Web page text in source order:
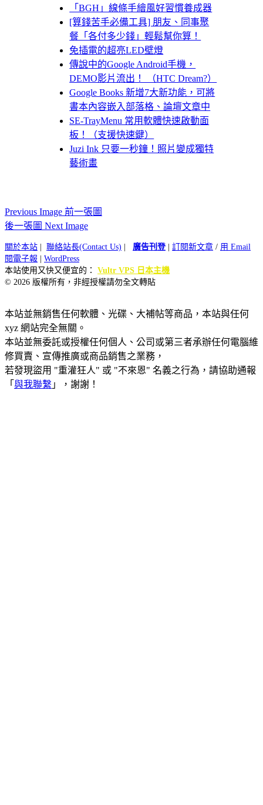
「BGH」線條手繪風好習慣養成器
[算錢苦手必備工具] 朋友、同事聚
餐「各付多少錢」輕鬆幫你算！
免插電的超亮LED壁燈
傳說中的Google Android手機，
DEMO影片流出！ （HTC Dream?）
Google Books 新增7大新功能，可將
書本內容嵌入部落格、論壇文章中
SE-TrayMenu 常用軟體快速啟動面
板！（支援快速鍵）
Juzi Ink 只要一秒鐘！照片變成獨特
藝術畫
Previous Image 前一張圖
後一張圖 Next Image
關於本站 聯絡站長(Contact Us) 廣告刊登| 訂閱新文章 / 用 Email
閱電子報
WordPress
本站使用又快又便宜的： Vultr VPS 日本主機
© 2026 版權所有，非經授權請勿全文轉貼
本站並無銷售任何軟體、光碟、大補帖等商品，本站與任何
xyz 網站完全無關。
本站並無委託或授權任何個人、公司或第三者承辦任何電腦維
修買賣、宣傳推廣或商品銷售之業務，
若發現盜用 "重灌狂人" 或 "不來恩" 名義之行為，請協助通報
「 與我聯繫 」，謝謝！